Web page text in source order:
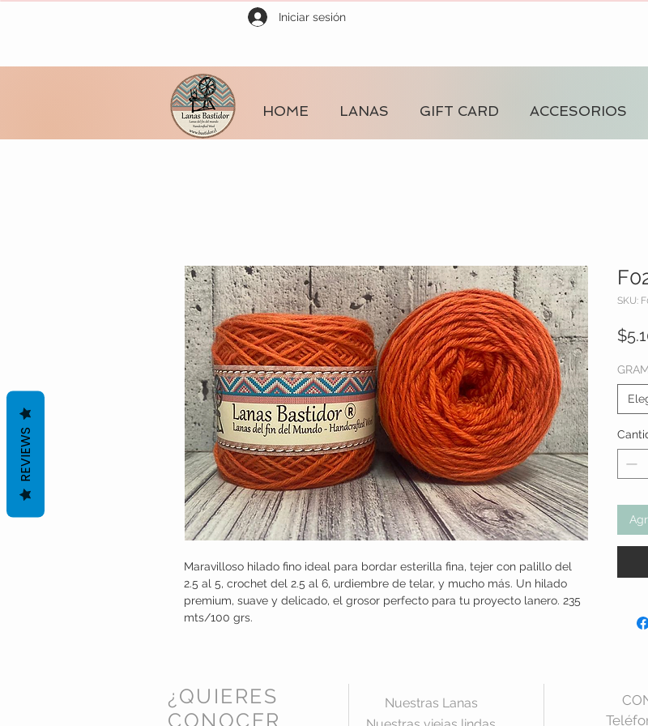
Iniciar sesión
HOME LANAS GIFT CARD ACCESORIOS
Maravilloso hilado fino ideal para bordar esterilla fina, tejer con palillo del
2.5 al 5, crochet del 2.5 al 6, urdiembre de telar, y mucho más. Un hilado
premium, suave y delicado, el grosor perfecto para tu proyecto lanero. 235
mts/100 grs.
SKU:
¿QUIERES
CONOCER
Nuestras Lanas
REVIEWS